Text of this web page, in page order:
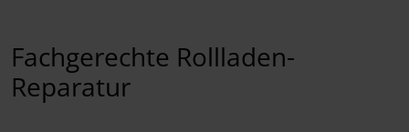
Fachgerechte Rollladen-
Reparatur